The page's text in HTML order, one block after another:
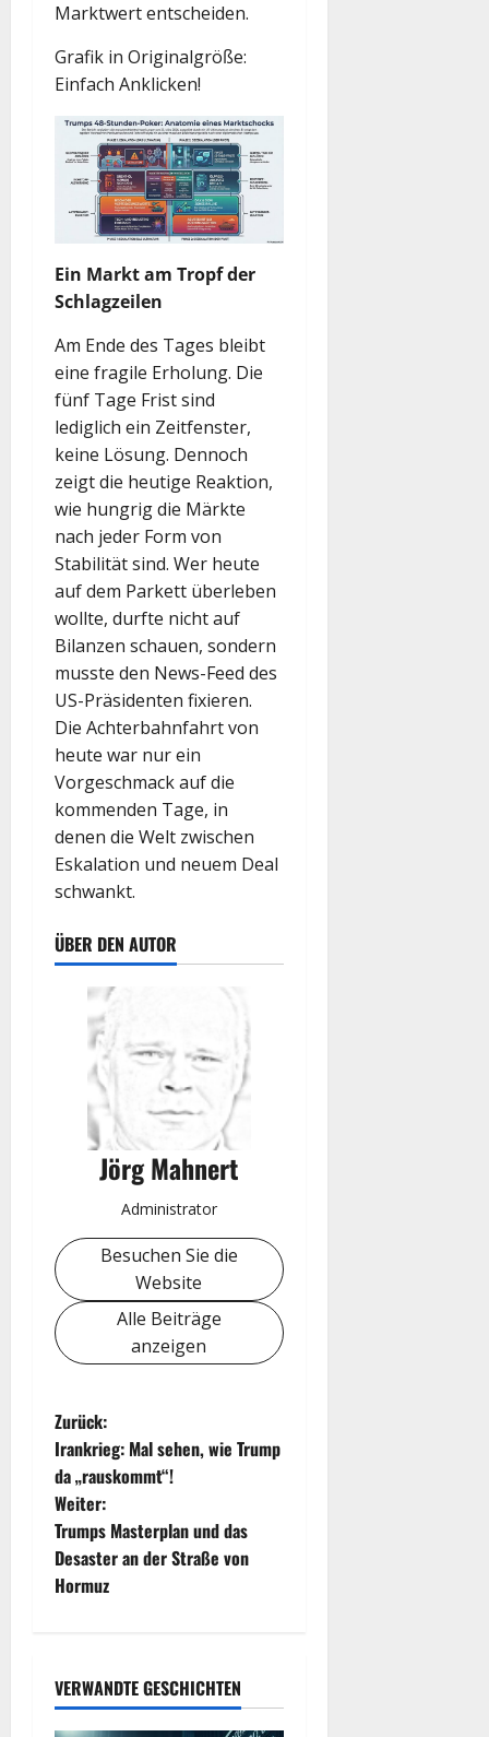
Marktwert entscheiden.
Grafik in Originalgröße:
Einfach Anklicken!
Ein Markt am Tropf der
Schlagzeilen
Am Ende des Tages bleibt
eine fragile Erholung. Die
fünf Tage Frist sind
lediglich ein Zeitfenster,
keine Lösung. Dennoch
zeigt die heutige Reaktion,
wie hungrig die Märkte
nach jeder Form von
Stabilität sind. Wer heute
auf dem Parkett überleben
wollte, durfte nicht auf
Bilanzen schauen, sondern
musste den News-Feed des
US-Präsidenten fixieren.
Die Achterbahnfahrt von
heute war nur ein
Vorgeschmack auf die
kommenden Tage, in
denen die Welt zwischen
Eskalation und neuem Deal
schwankt.
ÜBER DEN AUTOR
Jörg Mahnert
Administrator
Besuchen Sie die
Website
Alle Beiträge
anzeigen
B
e
i
t
g
Zurück:
Irankrieg: Mal sehen, wie Trump
da „rauskommt“!
Weiter:
Trumps Masterplan und das
Desaster an der Straße von
Hormuz
VERWANDTE GESCHICHTEN